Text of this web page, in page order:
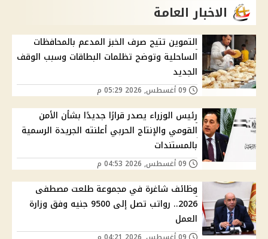
الاخبار العامة
التموين تتيح صرف الخبز المدعم بالمحافظات
الساحلية وتوضح تظلمات البطاقات وسبب الوقف
الجديد
رئيس الوزراء يصدر قرارًا جديدًا بشأن الأمن
القومي والإنتاج الحربي أعلنته الجريدة الرسمية
بالمستندات
وظائف شاغرة في مجموعة طلعت مصطفى
2026.. رواتب تصل إلى 9500 جنيه وفق وزارة
العمل